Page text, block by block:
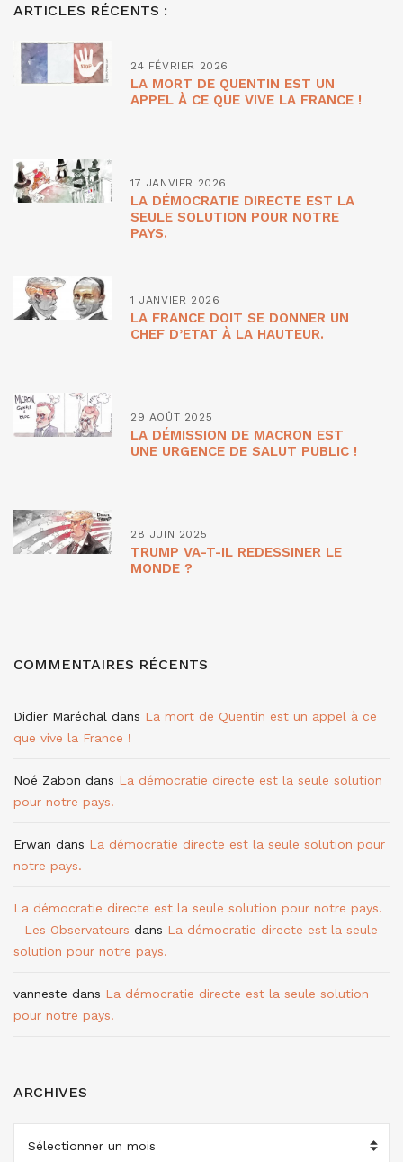
ARTICLES RÉCENTS :
24 FÉVRIER 2026
LA MORT DE QUENTIN EST UN
APPEL À CE QUE VIVE LA FRANCE !
17 JANVIER 2026
LA DÉMOCRATIE DIRECTE EST LA
SEULE SOLUTION POUR NOTRE
PAYS.
1 JANVIER 2026
LA FRANCE DOIT SE DONNER UN
CHEF D’ETAT À LA HAUTEUR.
29 AOÛT 2025
LA DÉMISSION DE MACRON EST
UNE URGENCE DE SALUT PUBLIC !
28 JUIN 2025
TRUMP VA-T-IL REDESSINER LE
MONDE ?
COMMENTAIRES RÉCENTS
Didier Maréchal dans La mort de Quentin est un appel à ce
que vive la France !
Noé Zabon dans La démocratie directe est la seule solution
pour notre pays.
Erwan dans La démocratie directe est la seule solution pour
notre pays.
La démocratie directe est la seule solution pour notre pays.
- Les Observateurs dans La démocratie directe est la seule
solution pour notre pays.
vanneste dans La démocratie directe est la seule solution
pour notre pays.
ARCHIVES
ARCHIVES